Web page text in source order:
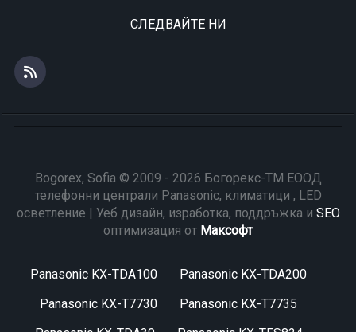
СЛЕДВАЙТЕ НИ
Bogorex, Sofia © 2009 - 2026 Богорекс-ТМ ЕООД
телефонни централи Panasonic, климатици , LED
осветление | Уеб дизайн, изработка, поддръжка и SEO
оптимизация от Максофт
Panasonic KX-TDA100
Panasonic KX-TDA200
Panasonic KX-T7730
Panasonic KX-T7735